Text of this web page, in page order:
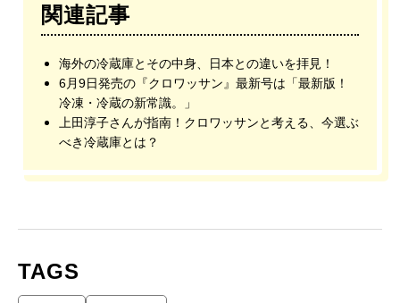
関連記事
海外の冷蔵庫とその中身、日本との違いを拝見！
6月9日発売の『クロワッサン』最新号は「最新版！
冷凍・冷蔵の新常識。」
上田淳子さんが指南！クロワッサンと考える、今選ぶ
べき冷蔵庫とは？
TAGS